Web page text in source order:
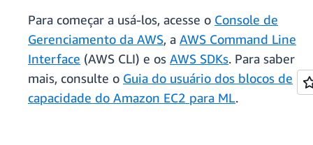
Para começar a usá-los, acesse o Console de
Gerenciamento da AWS, a AWS Command Line
Interface (AWS CLI) e os AWS SDKs. Para saber
mais, consulte o Guia do usuário dos blocos de
capacidade do Amazon EC2 para ML.